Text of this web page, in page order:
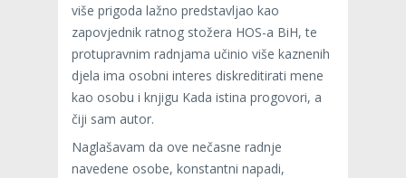
više prigoda lažno predstavljao kao
zapovjednik ratnog stožera HOS-a BiH, te
protupravnim radnjama učinio više kaznenih
djela ima osobni interes diskreditirati mene
kao osobu i knjigu Kada istina progovori, a
čiji sam autor.
Naglašavam da ove nečasne radnje
navedene osobe, konstantni napadi,